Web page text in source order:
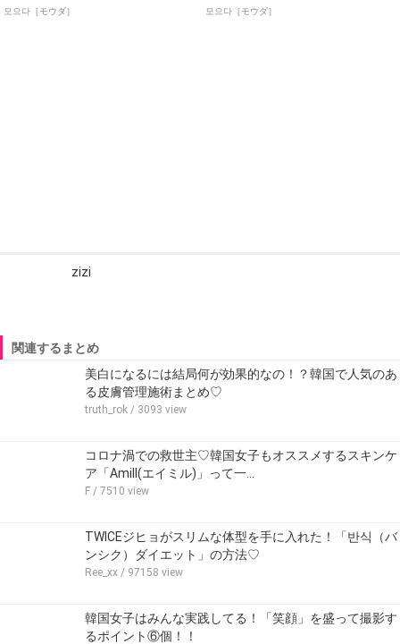
모으다［モウダ］ 모으다［モウダ］
zizi
関連するまとめ
美白になるには結局何が効果的なの！？韓国で人気のあ
る皮膚管理施術まとめ♡
truth_rok / 3093 view
コロナ渦での救世主♡韓国女子もオススメするスキンケ
ア「Amill(エイミル)」って一…
F / 7510 view
TWICEジヒョがスリムな体型を手に入れた！「반식（バ
ンシク）ダイエット」の方法♡
Ree_xx / 97158 view
韓国女子はみんな実践してる！「笑顔」を盛って撮影す
るポイント⑥個！！